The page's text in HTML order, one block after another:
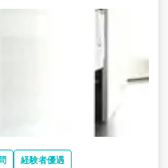
経験者優遇